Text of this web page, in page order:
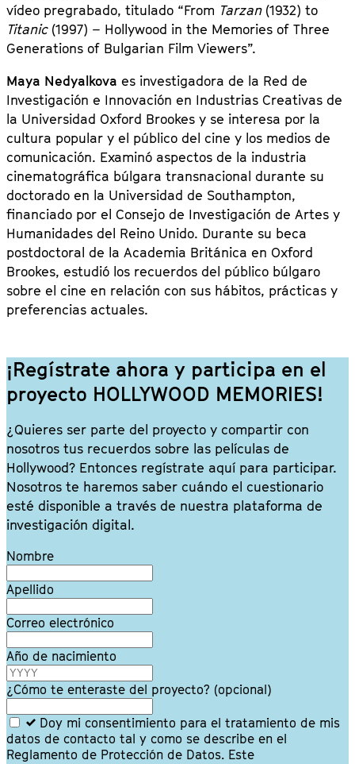
vídeo pregrabado, titulado “From Tarzan(1932) to
Titanic(1997) – Hollywood in the Memories of Three
Generations of Bulgarian Film Viewers”.
Maya Nedyalkova es investigadora de la Red de
Investigación e Innovación en Industrias Creativas de
la Universidad Oxford Brookes y se interesa por la
cultura popular y el público del cine y los medios de
comunicación. Examinó aspectos de la industria
cinematográfica búlgara transnacional durante su
doctorado en la Universidad de Southampton,
financiado por el Consejo de Investigación de Artes y
Humanidades del Reino Unido. Durante su beca
postdoctoral de la Academia Británica en Oxford
Brookes, estudió los recuerdos del público búlgaro
sobre el cine en relación con sus hábitos, prácticas y
preferencias actuales.
¡Regístrate ahora y participa en el
proyecto HOLLYWOOD MEMORIES!
¿Quieres ser parte del proyecto y compartir con
nosotros tus recuerdos sobre las películas de
Hollywood? Entonces regístrate aquí para participar.
Nosotros te haremos saber cuándo el cuestionario
esté disponible a través de nuestra plataforma de
investigación digital.
Leave
this
field
blank
Nombre
Apellido
Correo electrónico
Año de nacimiento
¿Cómo te enteraste del proyecto? (opcional)
Doy mi consentimiento para el tratamiento de mis
datos de contacto tal y como se describe en el
Reglamento de Protección de Datos. Este